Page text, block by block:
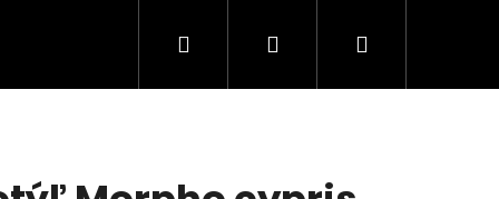
Hľadať PrihlásenieNákupný